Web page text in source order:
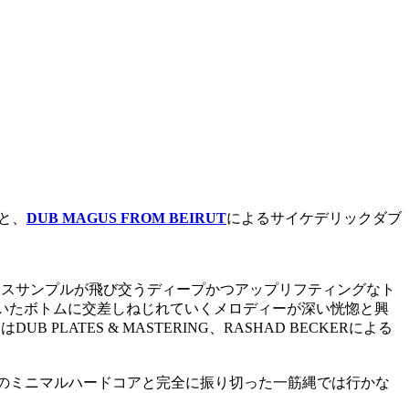
、 DUB MAGUS FROM BEIRUTによるサイケデリックダブ
ンプルが飛び交うディープかつアップリフティングなト
ボトムに交差しねじれていくメロディーが深い恍惚と興
PLATES & MASTERING、RASHAD BECKERによる
ニマルハードコアと完全に振り切った一筋縄では行かな